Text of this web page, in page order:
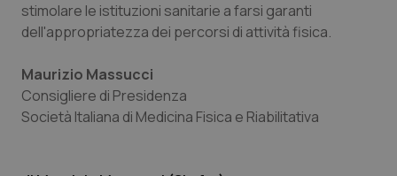
stimolare le istituzioni sanitarie a farsi garanti
dell'appropriatezza dei percorsi di attività fisica.
Maurizio Massucci
Consigliere di Presidenza
Società Italiana di Medicina Fisica e Riabilitativa
session-id